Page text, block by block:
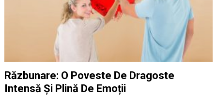
Răzbunare: O Poveste De Dragoste
Intensă Și Plină De Emoții